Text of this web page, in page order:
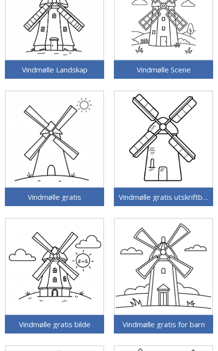
Vindmølle Landskap Vindmølle Scene
Vindmølle gratis Vindmølle gratis utskriftbar
Vindmølle gratis bilde Vindmølle gratis for barn